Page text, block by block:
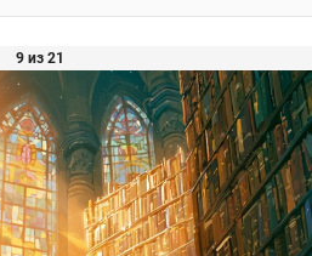
9 из 21